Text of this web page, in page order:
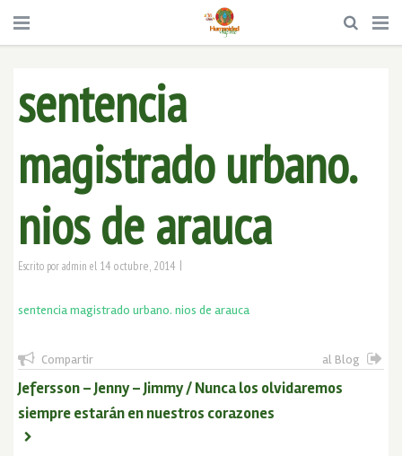
sentencia
magistrado urbano.
nios de arauca
Escrito poradmin el 14 octubre, 2014 |
sentencia magistrado urbano. nios de arauca
Compartir al Blog
Jefersson – Jenny – Jimmy / Nunca los olvidaremos
siempre estarán en nuestros corazones